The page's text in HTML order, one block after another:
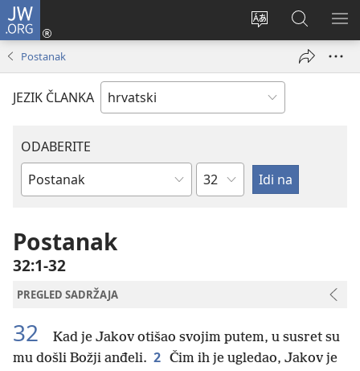
JW.ORG
Promijeni
Prijava
(otvara
prozor)
JW.ORG
|
Pretraga
Postanak
JEZIK ČLANKA
ODABERITE
Biblijska
Poglavlje
Postanak
32:1-32
PREGLED SADRŽAJA
32
Kad je Jakov otišao svojim putem, u susret su
mu došli Božji anđeli. 2 Čim ih je ugledao, Jakov je